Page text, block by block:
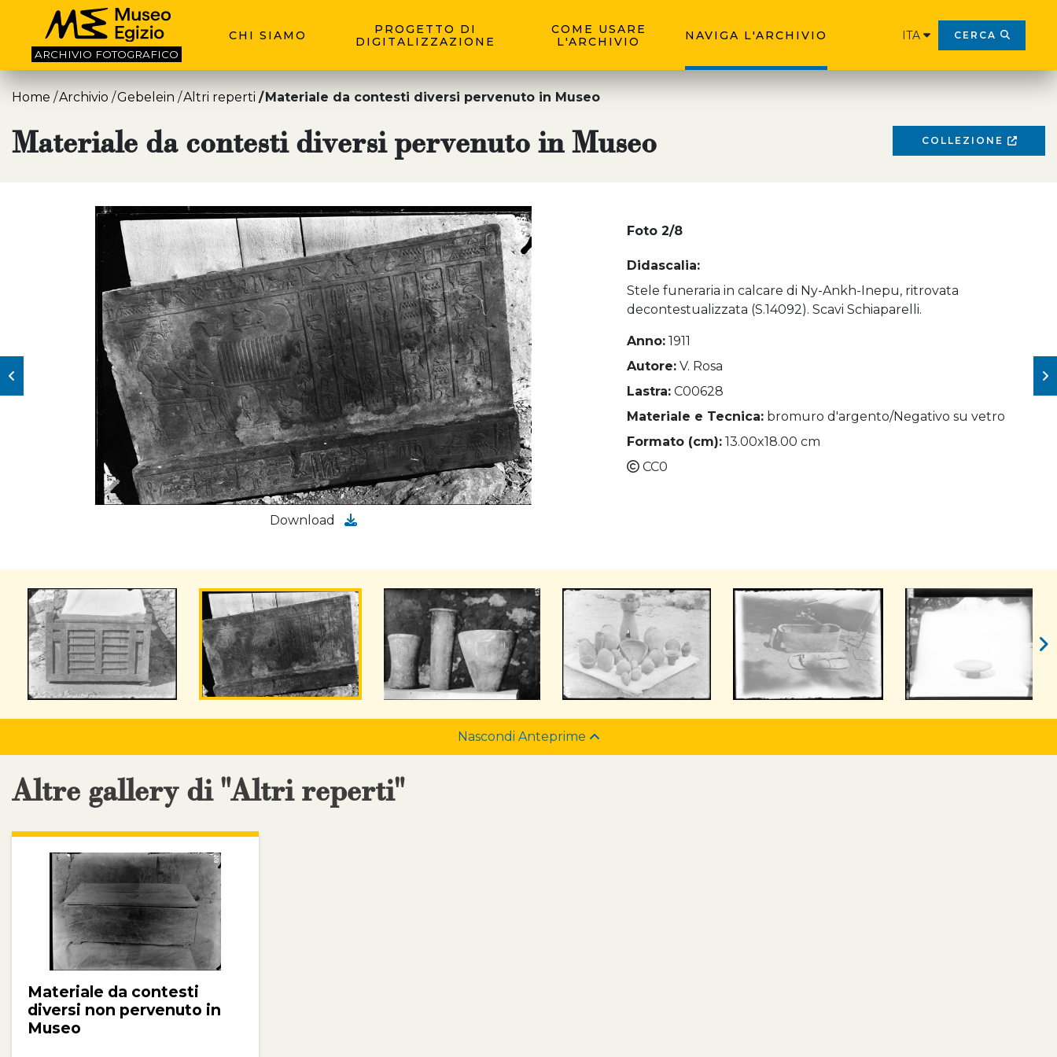
ARCHIVIO FOTOGRAFICO
CHI SIAMO
PROGETTO DI
DIGITALIZZAZIONE
COME USARE
L'ARCHIVIO
NAVIGA L'ARCHIVIO ITA CERCA
Home Archivio Gebelein Altri reperti Materiale da contesti diversi pervenuto in Museo
COLLEZIONE
Materiale da contesti diversi pervenuto in Museo
Download
Foto 2/8
Didascalia:
Stele funeraria in calcare di Ny-Ankh-Inepu, ritrovata
decontestualizzata (S.14092). Scavi Schiaparelli.
Anno: 1911
Autore: V. Rosa
Lastra: C00628
Materiale e Tecnica: bromuro d'argento/Negativo su vetro
Formato (cm): 13.00x18.00 cm
CC0
Nascondi Anteprime
Altre gallery di "Altri reperti"
Materiale da contesti
diversi non pervenuto in
Museo